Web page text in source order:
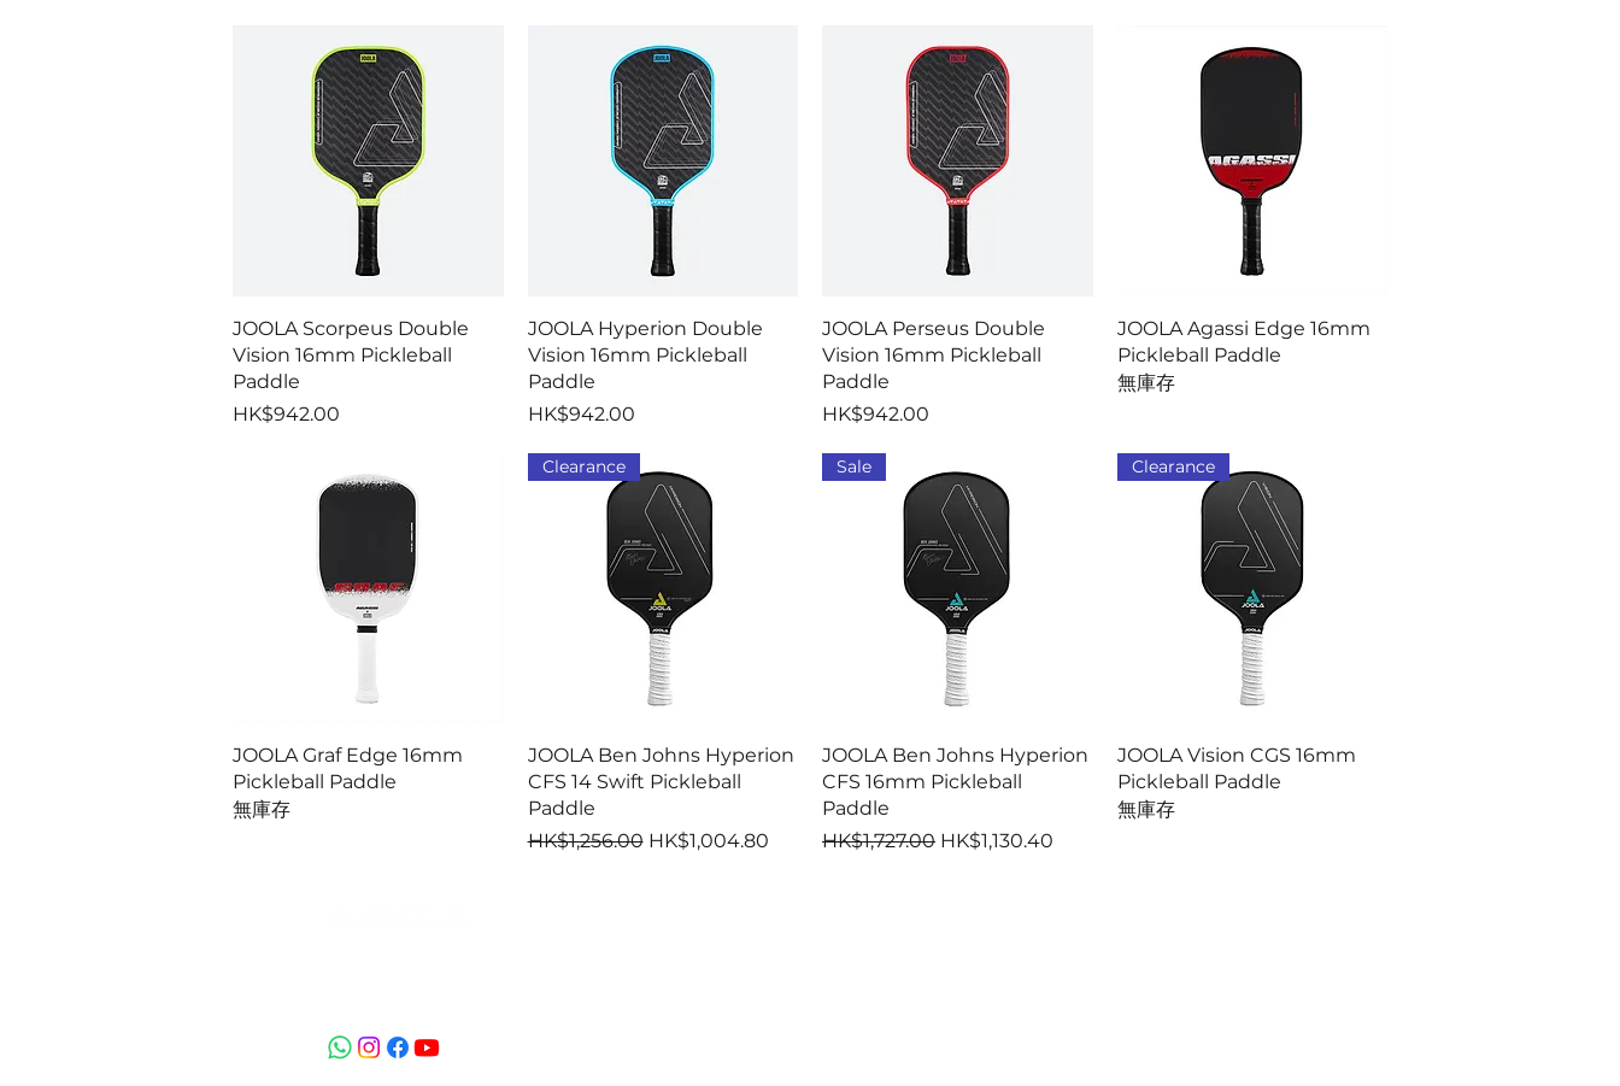
快速瀏覽
JOOLA Scorpeus Double
Vision 16mm Pickleball
Paddle
價格
HK$942.00
快速瀏覽
JOOLA Hyperion Double
Vision 16mm Pickleball
Paddle
價格
HK$942.00
快速瀏覽
JOOLA Perseus Double
Vision 16mm Pickleball
Paddle
價格
HK$942.00
快速瀏覽
JOOLA Agassi Edge 16mm
Pickleball Paddle
無庫存
快速瀏覽
JOOLA Graf Edge 16mm
Pickleball Paddle
無庫存
快速瀏覽
Clearance
JOOLA Ben Johns Hyperion
CFS 14 Swift Pickleball
Paddle
一般價格
HK$1,256.00 促銷價格
HK$1,004.80
快速瀏覽
Sale
JOOLA Ben Johns Hyperion
CFS 16mm Pickleball
Paddle
一般價格
HK$1,727.00 促銷價格
HK$1,130.40
快速瀏覽
Clearance
JOOLA Vision CGS 16mm
Pickleball Paddle
無庫存